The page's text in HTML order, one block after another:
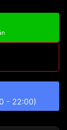
- 22:00)